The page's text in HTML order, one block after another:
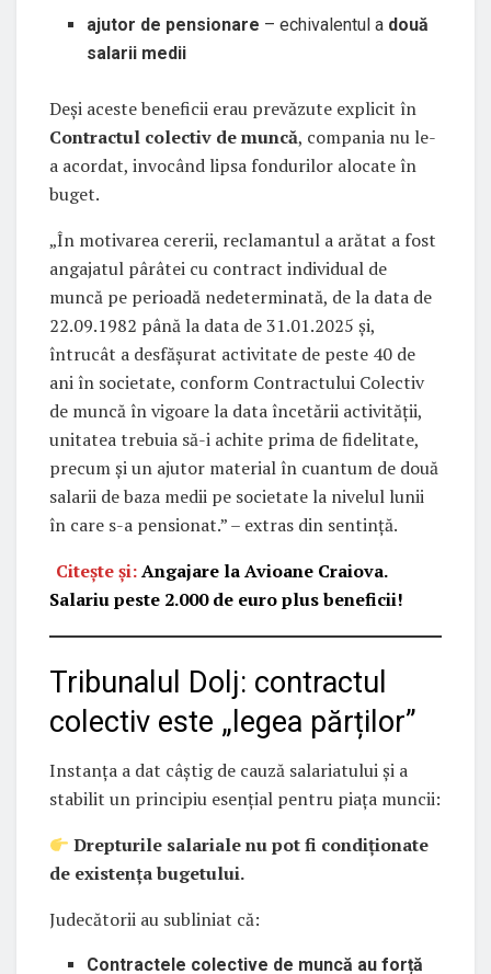
ajutor de pensionare – echivalentul a două
salarii medii
Deși aceste beneficii erau prevăzute explicit în
Contractul colectiv de muncă, compania nu le-
a acordat, invocând lipsa fondurilor alocate în
buget.
„În motivarea cererii, reclamantul a arătat a fost
angajatul pârâtei cu contract individual de
muncă pe perioadă nedeterminată, de la data de
22.09.1982 până la data de 31.01.2025 şi,
întrucât a desfăşurat activitate de peste 40 de
ani în societate, conform Contractului Colectiv
de muncă în vigoare la data încetării activităţii,
unitatea trebuia să-i achite prima de fidelitate,
precum şi un ajutor material în cuantum de două
salarii de baza medii pe societate la nivelul lunii
în care s-a pensionat.” – extras din sentință.
Citește și:Angajare la Avioane Craiova.
Salariu peste 2.000 de euro plus beneficii!
Tribunalul Dolj: contractul
colectiv este „legea părților”
Instanța a dat câștig de cauză salariatului și a
stabilit un principiu esențial pentru piața muncii:
Drepturile salariale nu pot fi condiționate
de existența bugetului.
Judecătorii au subliniat că:
Contractele colective de muncă au forță